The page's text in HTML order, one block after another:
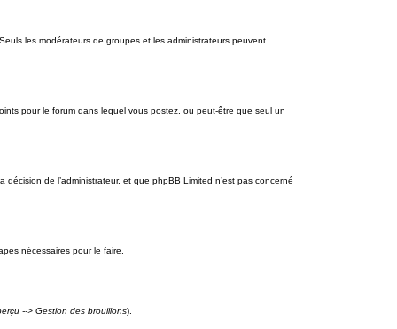
les modérateurs de groupes et les administrateurs peuvent
pour le forum dans lequel vous postez, ou peut-être que seul un
de l’administrateur, et que phpBB Limited n’est pas concerné
nécessaires pour le faire.
--> Gestion des brouillons).